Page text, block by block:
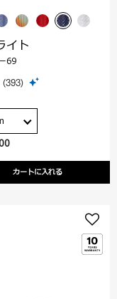
カートに入れる
イト
69
(393)